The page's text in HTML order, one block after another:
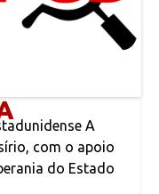
A
com o apoio
do Estado